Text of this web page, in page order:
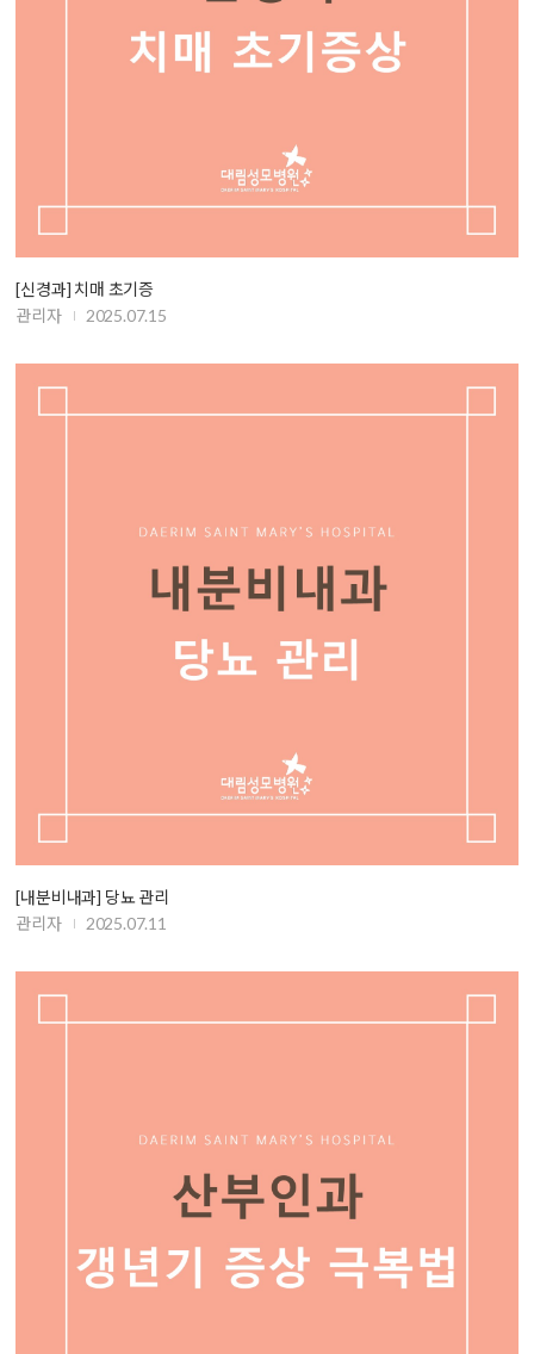
[신경과] 치매 초기증
관리자
2025.07.15
[내분비내과] 당뇨 관리
관리자
2025.07.11